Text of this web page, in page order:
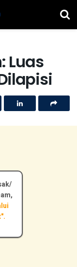
Luas